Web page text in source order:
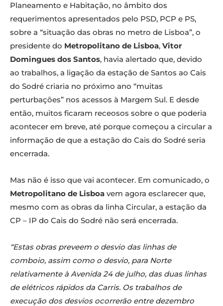
Planeamento e Habitação, no âmbito dos
requerimentos apresentados pelo PSD, PCP e PS,
sobre a “situação das obras no metro de Lisboa”, o
presidente do Metropolitano de Lisboa, Vitor
Domingues dos Santos, havia alertado que, devido
ao trabalhos, a ligação da estação de Santos ao Cais
do Sodré criaria no próximo ano “muitas
perturbações” nos acessos à Margem Sul. E desde
então, muitos ficaram receosos sobre o que poderia
acontecer em breve, até porque começou a circular a
informação de que a estação do Cais do Sodré seria
encerrada.
Mas não é isso que vai acontecer. Em comunicado, o
Metropolitano de Lisboa vem agora esclarecer que,
mesmo com as obras da linha Circular, a estação da
CP – IP do Cais do Sodré não será encerrada.
“Estas obras preveem o desvio das linhas de
comboio, assim como o desvio, para Norte
relativamente à Avenida 24 de julho, das duas linhas
de elétricos rápidos da Carris. Os trabalhos de
execução dos desvios ocorrerão entre dezembro